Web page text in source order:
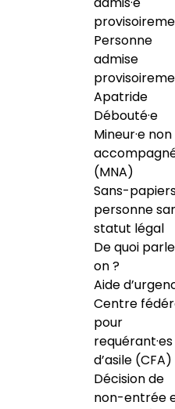
Personne
admise
Apatride
Débouté·e
Mineur·e non
(MNA)
Sans-
personne
statut légal
De quoi
on ?
Aide
Centre
pour
requérant·es
d’asile (CFA)
Décision de
non-entrée